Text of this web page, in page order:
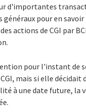
d'importantes
généraux pour en savoir
actions de CGI par
pour l'instant de
mais si elle décidait
à une date future, la